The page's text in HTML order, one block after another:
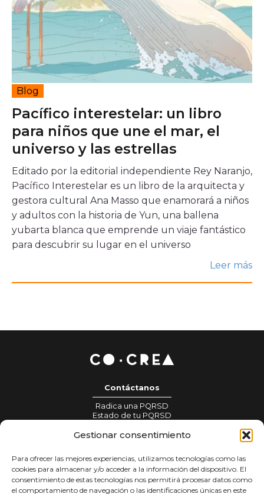
Gestionar consentimiento
Para ofrecer las mejores experiencias, utilizamos tecnologías como las
cookies para almacenar y/o acceder a la información del dispositivo. El
consentimiento de estas tecnologías nos permitirá procesar datos como
el comportamiento de navegación o las identificaciones únicas en este
Proyectos estratégicos
Cumbre del Jaguar
Ciudadanos del Río
Proyectos
Priorizados
PAI
Avalados
2023
Priorizados
2023
Priorizados CCB
2024
Ruta
Convocatorias
Convocatoria CoCrea 2026
Convocatoria Crea Digital
Convocatoria Territorios
Histórico
Sala de prensa
A+ A-
Blog
Pacífico interestelar: un libro
para niños que une el mar, el
universo y las estrellas
Editado por la editorial independiente Rey Naranjo,
Pacífico Interestelar es un libro de la arquitecta y
gestora cultural Ana Masso que enamorará a niños
y adultos con la historia de Yun, una ballena
yubarta blanca que emprende un viaje fantástico
para descubrir su lugar en el universo
Leer más
Contáctanos
Radica una PQRSD
Estado de tu PQRSD
Información para prensa:
Notificaciones judiciales:
notificacionesjudiciales@colombiacrea.org